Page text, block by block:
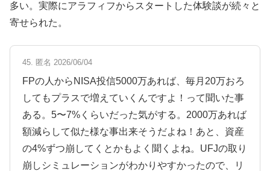
多い。実際にアラフィフからスタートした体験談が続々と
寄せられた。
45. 匿名 2026/06/04
FPの人からNISA投信5000万あれば、毎月20万おろ
してもプラスで増えていくんですよ！って聞いた事
ある。5〜7%くらいだった気がする。2000万あれば
額減らして似た様な事出来そうだよね！あと、資産
の4%ずつ崩してくとかもよく聞くよね。UFJの取り
崩しシミュレーションがわかりやすかったので、リ